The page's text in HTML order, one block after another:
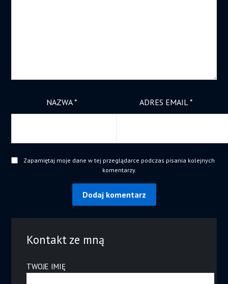
NAZWA* ADRES EMAIL*
Zapamiętaj moje dane w tej przeglądarce podczas pisania kolejnych
komentarzy.
Kontakt ze mną
TWOJE IMIĘ